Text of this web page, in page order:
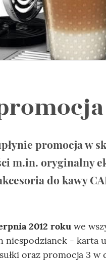
promocja w
m.in. oryginalny
do kawy
2012 roku we
niespodzianek - karta
oraz promocja 3